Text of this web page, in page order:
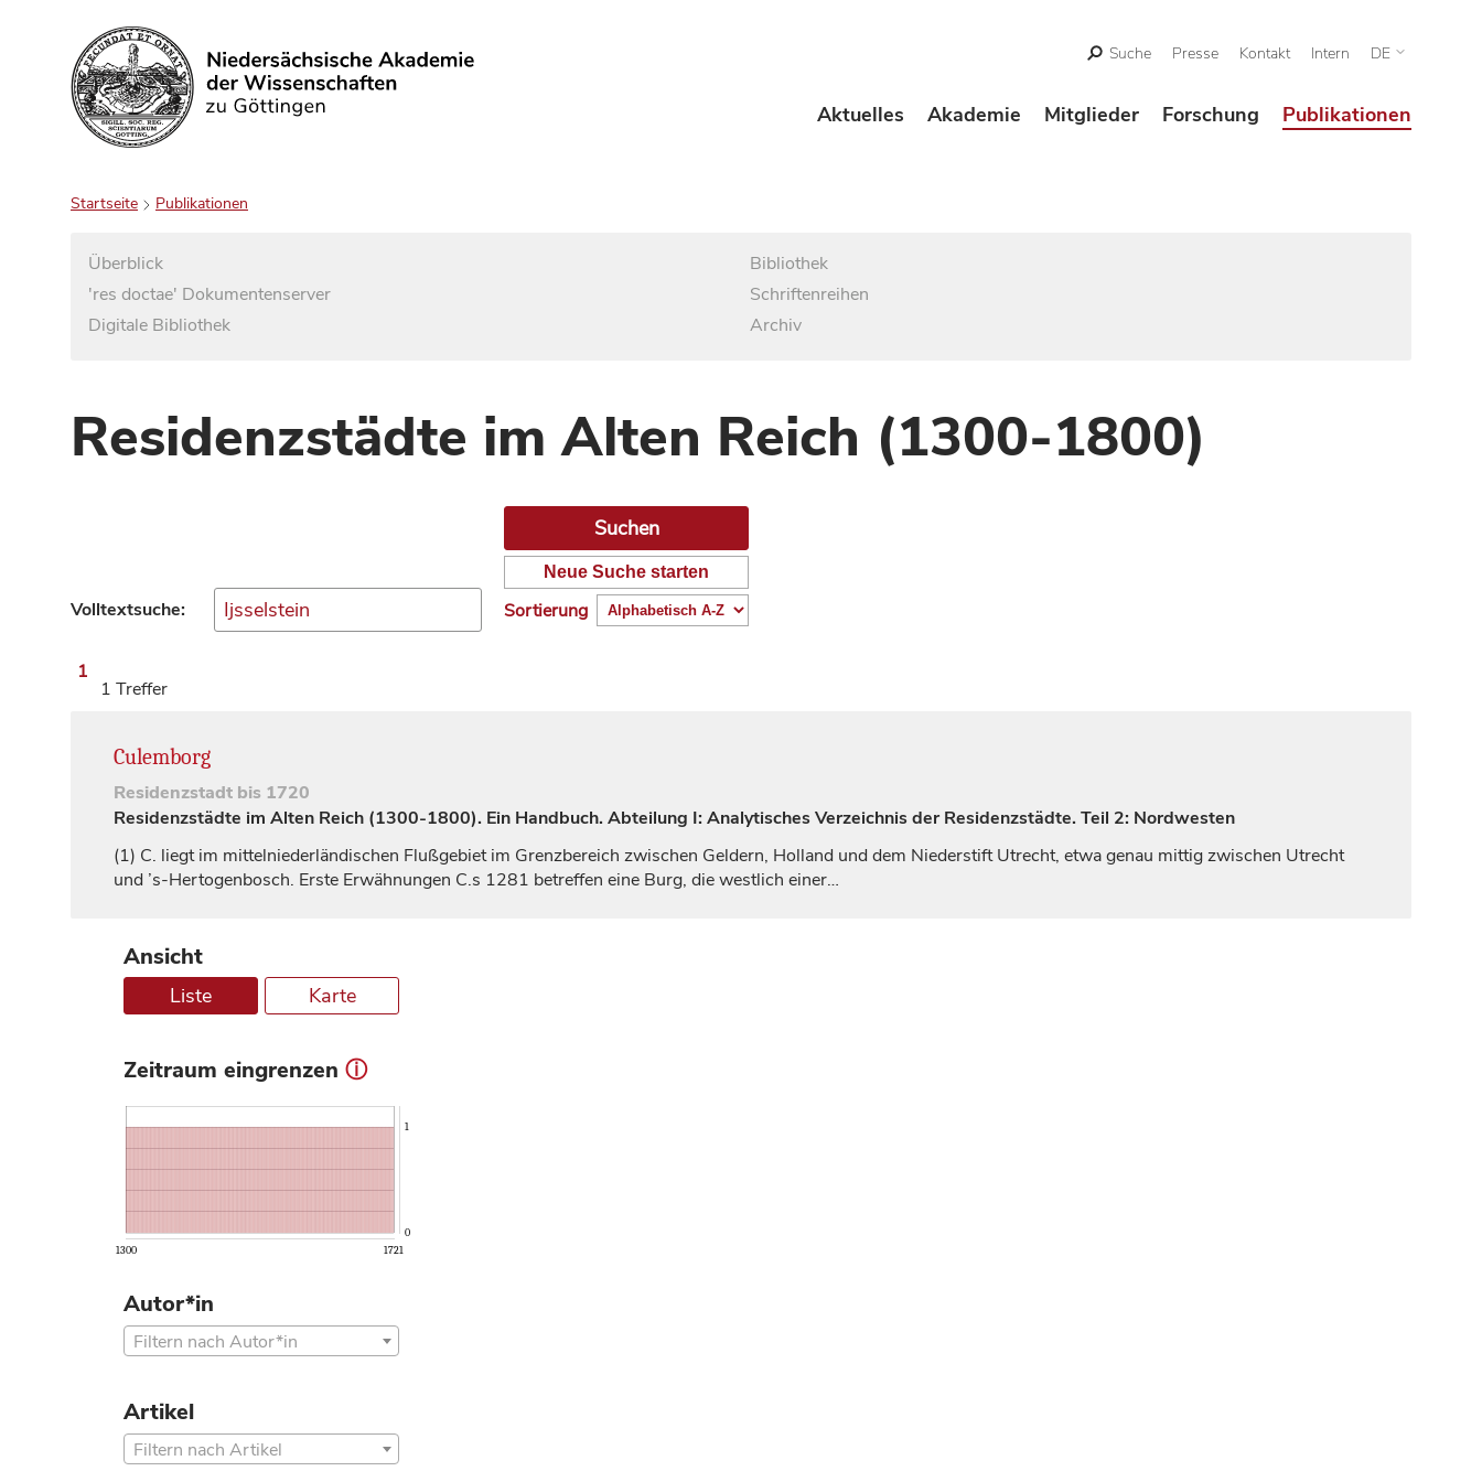
Suchen
Suche Presse Kontakt Intern DE
Aktuelles Akademie Mitglieder Forschung Publikationen
Startseite Publikationen
Überblick
'res doctae' Dokumentenserver
Digitale Bibliothek
Bibliothek
Schriftenreihen
Archiv
Residenzstädte im Alten Reich (1300-1800)
Volltextsuche:
Neue Suche starten
Sortierung
1
1 Treffer
Culemborg
Residenzstadt bis 1720
Residenzstädte im Alten Reich (1300-1800). Ein Handbuch. Abteilung I: Analytisches Verzeichnis der Residenzstädte. Teil 2: Nordwesten
(1) C. liegt im mittelniederländischen Flußgebiet im Grenzbereich zwischen Geldern, Holland und dem NiederstiftUtrecht, etwa genau mittig zwischen Utrecht
und ’s-Hertogenbosch. Erste Erwähnungen C.s 1281 betreffen eine Burg, die westlich einer…
Ansicht
Liste Karte
Zeitraum eingrenzen ⓘ
1300 1721
0
1
Autor*in
Filtern nach Autor*in
Artikel
Filtern nach Artikel